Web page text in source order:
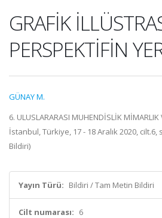
GRAFİK
PERSPEKTİFİN
GÜNAY M.
6. ULUSLARARASI MUHENDİSLİK
İstanbul, Türkiye, 17 - 18 Aralık 2020, cilt.6,
Bildiri)
Yayın Türü: Bildiri / Tam Metin Bildiri
Cilt numarası: 6